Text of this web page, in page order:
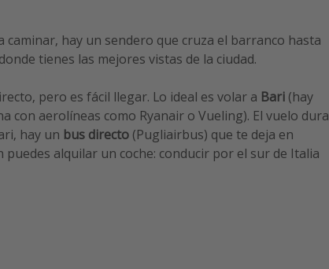
caminar, hay un sendero que cruza el barranco hasta
tienes las mejores vistas de la ciudad.
pero es fácil llegar. Lo ideal es volar a Bari (hay
con aerolíneas como Ryanair o Vueling). El vuelo dura
hay un bus directo (Pugliairbus) que te deja en
alquilar un coche: conducir por el sur de Italia